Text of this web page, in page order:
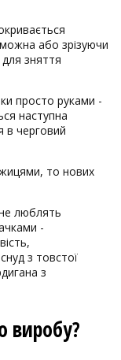
або зрізуючи
зняття
просто руками -
наступна
в черговий
то нових
люблять
-
з товстої
з
виробу?